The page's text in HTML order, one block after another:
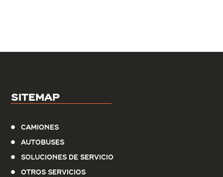
Sitemap
Camiones
Autobuses
Soluciones de servicio
Otros Servicios